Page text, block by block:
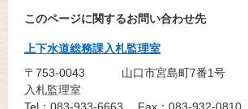
このページに関するお問い合わせ先
上下水道総務課入札監理室
〒753-0043
山口市宮島町7番1号
入札監理室